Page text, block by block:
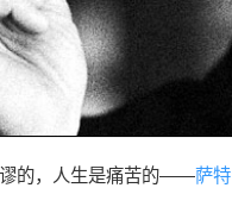
的，人生是痛苦的——萨特